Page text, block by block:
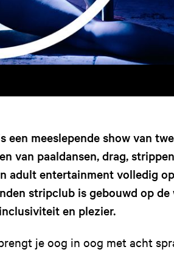
een meeslepende show van
van paaldansen, drag,
adult entertainment volledig
stripclub is gebouwd op
en plezier.
je oog in oog met acht